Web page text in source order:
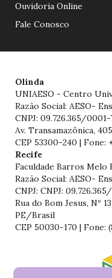
Ouvidoria Online
Fale Conosco
Olinda
UNIAESO - Centro
Razão Social: AESO-
CNPJ: 09.726.365/0001-
Av. Transamazônica,
CEP 53300-240 | Fone:
Recife
Faculdade Barros Melo
Razão Social: AESO-
CNPJ: CNPJ:
Rua do Bom Jesus, Nº
PE/Brasil
CEP 50030-170 | Fone: